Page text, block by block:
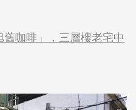
咖啡」，三層樓老宅中